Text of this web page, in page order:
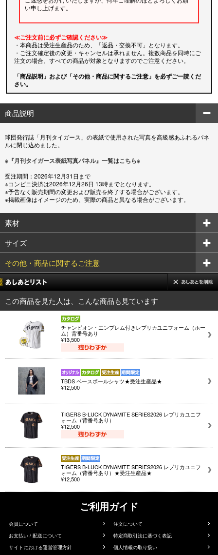
い申し上げます。
≪ご注文前に必ずご確認ください≫
・本商品は受注生産品のため、「返品・交換不可」となります。
・ご注文確定後の変更・キャンセルは承れません。複数商品を同時にご
注文の場合、すべての商品が対象となりますのでご注意ください。
「商品説明」および「その他・商品に関するご注意」を必ずご一読くだ
さい。
商品説明
球団発行誌「月刊タイガース」の表紙で使用された写真を高級感あふれるパネ
ルに閉じ込めました。
※『月刊タイガース表紙写真パネル』一覧はこちら※
受注期間：2026年12月31日まで
※コンビニ決済は2026年12月26日 13時までとなります。
※予告なく販売期間の変更および販売を終了する場合がございます。
※掲載画像はイメージのため、実際の商品と異なる場合がございます。
素材
サイズ
その他・商品に関するご注意
この商品を見た人は、こんな商品も見ています
チャンピオン・エンブレム付きレプリカユニフォーム（ホー
ム）背番号あり
¥13,500
TBDS ベースボールシャツ★受注生産品★
¥12,500
TIGERS B-LUCK DYNAMITE SERIES2026 レプリカユニフ
ォーム（背番号あり）
¥12,500
TIGERS B-LUCK DYNAMITE SERIES2026 レプリカユニフ
ォーム（背番号あり）★受注生産品★
¥12,500
ご利用ガイド
会員について
注文について
お支払い / 配送について
特定商取引法に基づく表記
サイトにおける運営管理方針
個人情報の取り扱い